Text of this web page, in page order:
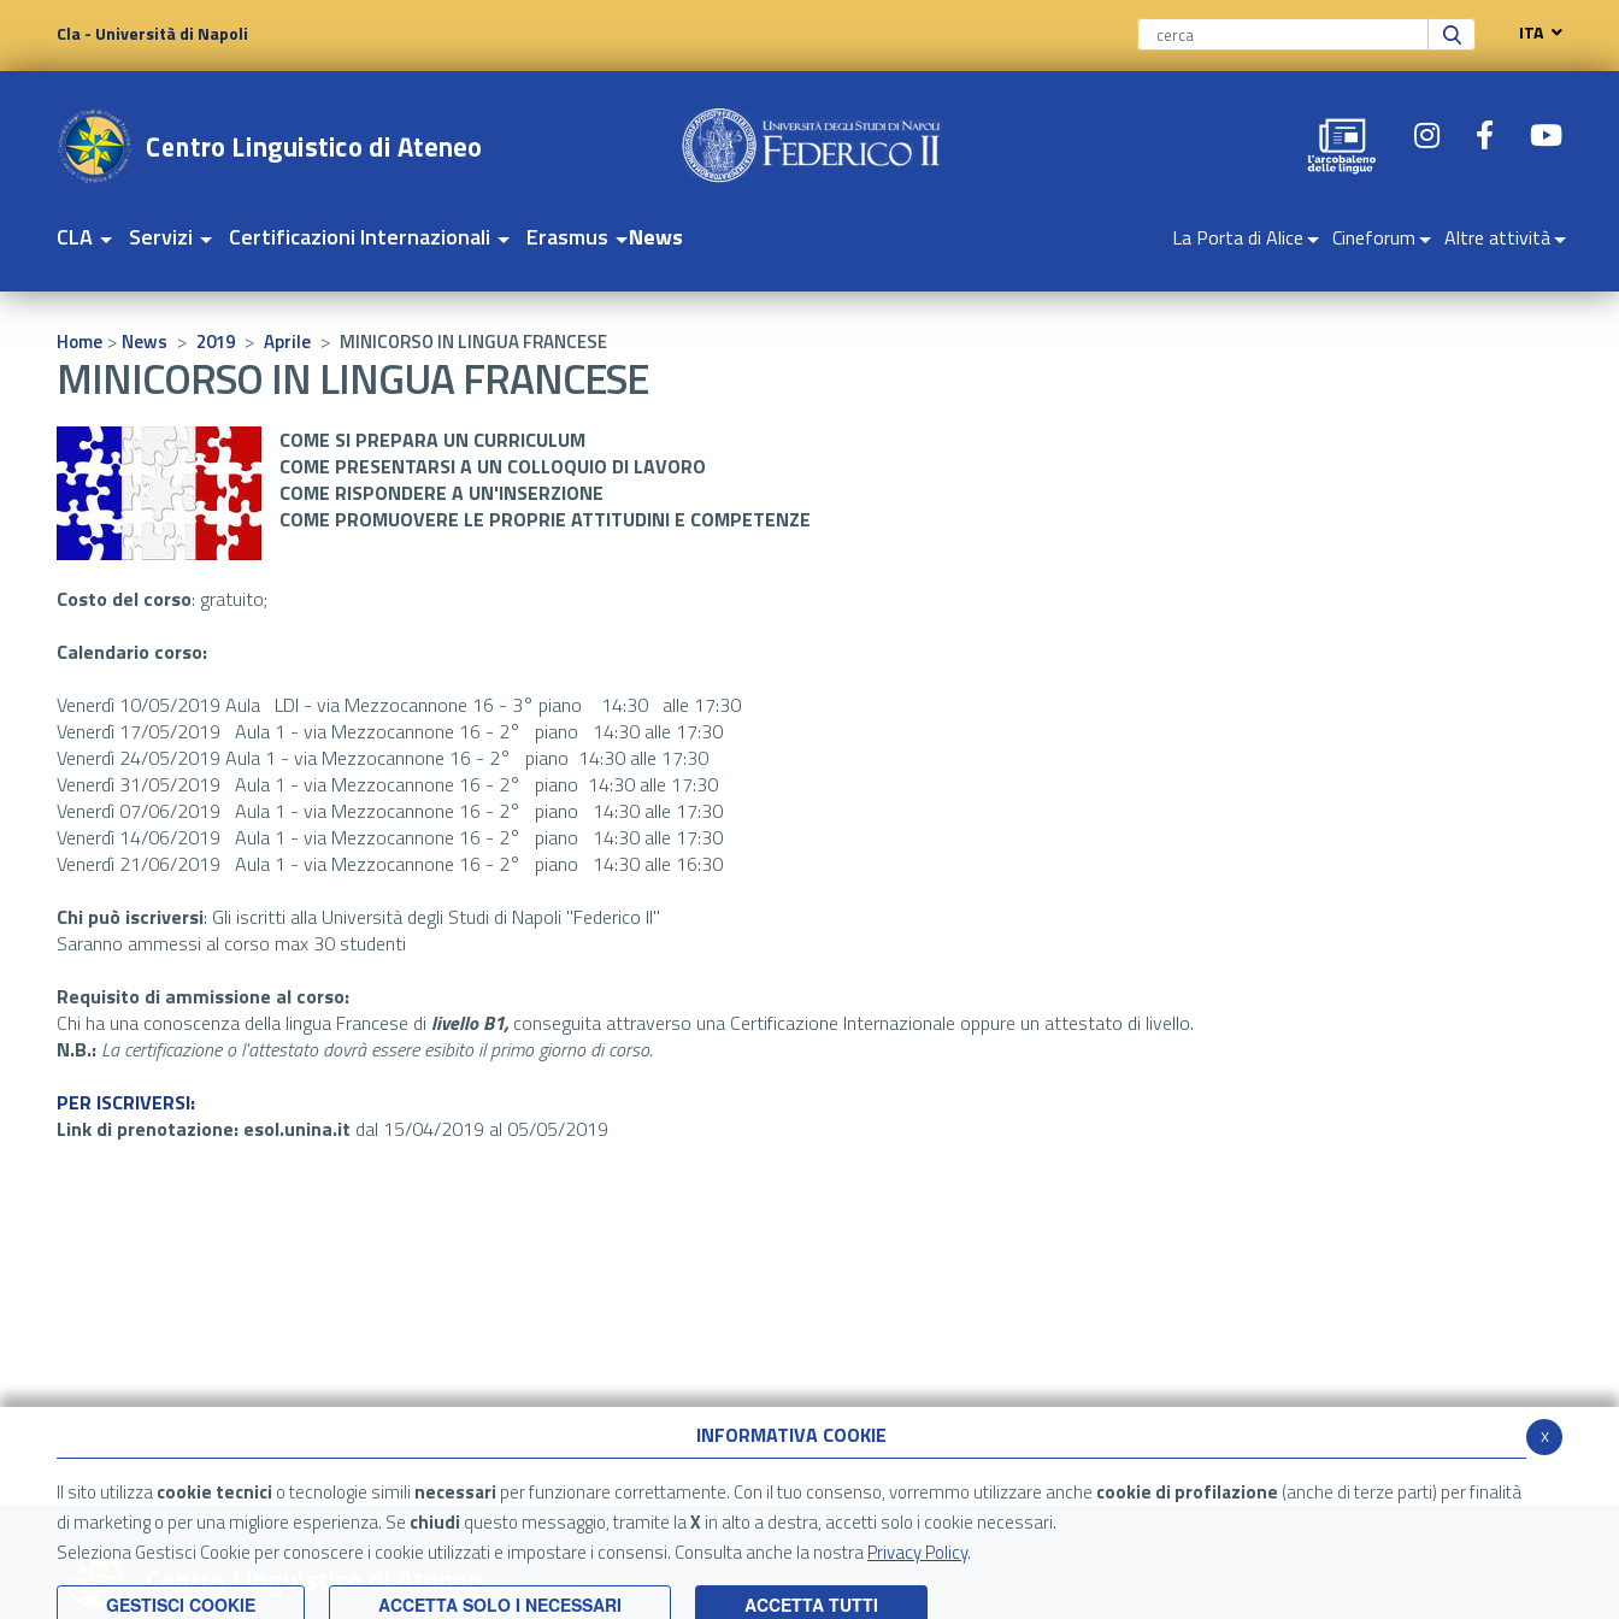
Cla - Università di Napoli ITA
CLA Servizi Certificazioni Internazionali Erasmus News La Porta di Alice Cineforum Altre attività
Home > News > 2019 > Aprile > MINICORSO IN LINGUA FRANCESE
MINICORSO IN LINGUA FRANCESE
COME SI PREPARA UN CURRICULUM
COME PRESENTARSI A UN COLLOQUIO DI LAVORO
COME RISPONDERE A UN'INSERZIONE
COME PROMUOVERE LE PROPRIE ATTITUDINI E COMPETENZE
Costo del corso: gratuito;
Calendario corso:
Venerdì 10/05/2019 Aula LDI - via Mezzocannone 16 - 3° piano 14:30 alle 17:30
Venerdì 17/05/2019 Aula 1 - via Mezzocannone 16 - 2° piano 14:30 alle 17:30
Venerdì 24/05/2019 Aula 1 - via Mezzocannone 16 - 2° piano 14:30 alle 17:30
Venerdì 31/05/2019 Aula 1 - via Mezzocannone 16 - 2° piano 14:30 alle 17:30
Venerdì 07/06/2019 Aula 1 - via Mezzocannone 16 - 2° piano 14:30 alle 17:30
Venerdì 14/06/2019 Aula 1 - via Mezzocannone 16 - 2° piano 14:30 alle 17:30
Venerdì 21/06/2019 Aula 1 - via Mezzocannone 16 - 2° piano 14:30 alle 16:30
Chi può iscriversi: Gli iscritti alla Università degli Studi di Napoli "Federico II"
Saranno ammessi al corso max 30 studenti
Requisito di ammissione al corso:
Chi ha una conoscenza della lingua Francese di livello B1, conseguita attraverso una Certificazione Internazionale oppure un attestato di livello.
N.B.: La certificazione o l'attestato dovrà essere esibito il primo giorno di corso.
PER ISCRIVERSI:
Link di prenotazione: esol.unina.it dal 15/04/2019 al 05/05/2019
x
INFORMATIVA COOKIE
Il sito utilizzacookie tecnici o tecnologie simili necessari per funzionare correttamente. Con il tuo consenso, vorremmo utilizzare anche cookie di profilazione (anche di terze parti) per finalità
di marketing o per una migliore esperienza. Se chiudi questo messaggio, tramite laXin alto a destra, accetti solo i cookie necessari.
Seleziona Gestisci Cookie per conoscere i cookie utilizzati e impostare i consensi. Consulta anche la nostraPrivacy Policy.
GESTISCI COOKIE ACCETTA SOLO I NECESSARI ACCETTA TUTTI